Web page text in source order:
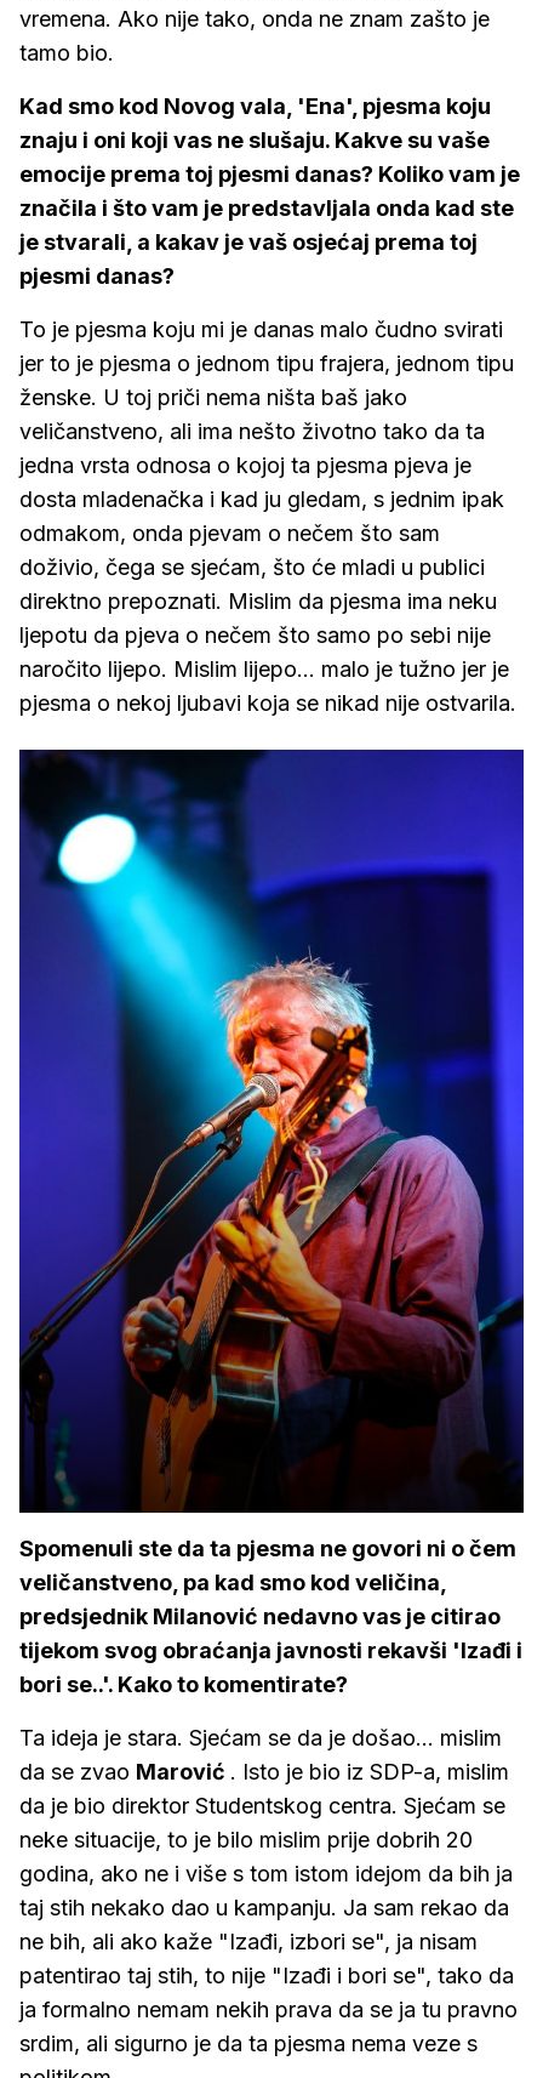
vremena. Ako nije tako, onda ne znam zašto je
tamo bio.
Kad smo kod Novog vala, 'Ena', pjesma koju
znaju i oni koji vas ne slušaju. Kakve su vaše
emocije prema toj pjesmi danas? Koliko vam je
značila i što vam je predstavljala onda kad ste
je stvarali, a kakav je vaš osjećaj prema toj
pjesmi danas?
To je pjesma koju mi je danas malo čudno svirati
jer to je pjesma o jednom tipu frajera, jednom tipu
ženske. U toj priči nema ništa baš jako
veličanstveno, ali ima nešto životno tako da ta
jedna vrsta odnosa o kojoj ta pjesma pjeva je
dosta mladenačka i kad ju gledam, s jednim ipak
odmakom, onda pjevam o nečem što sam
doživio, čega se sjećam, što će mladi u publici
direktno prepoznati. Mislim da pjesma ima neku
ljepotu da pjeva o nečem što samo po sebi nije
naročito lijepo. Mislim lijepo... malo je tužno jer je
pjesma o nekoj ljubavi koja se nikad nije ostvarila.
Spomenuli ste da ta pjesma ne govori ni o čem
veličanstveno, pa kad smo kod veličina,
predsjednik Milanović nedavno vas je citirao
tijekom svog obraćanja javnosti rekavši 'Izađi i
bori se..'. Kako to komentirate?
Ta ideja je stara. Sjećam se da je došao... mislim
da se zvao Marović . Isto je bio iz SDP-a, mislim
da je bio direktor Studentskog centra. Sjećam se
neke situacije, to je bilo mislim prije dobrih 20
godina, ako ne i više s tom istom idejom da bih ja
taj stih nekako dao u kampanju. Ja sam rekao da
ne bih, ali ako kaže "Izađi, izbori se", ja nisam
patentirao taj stih, to nije "Izađi i bori se", tako da
ja formalno nemam nekih prava da se ja tu pravno
srdim, ali sigurno je da ta pjesma nema veze s